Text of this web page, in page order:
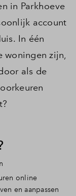
in Parkhoeve
account
In één
woningen zijn,
als de
online
en aanpassen